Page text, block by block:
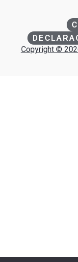
Copyright ©